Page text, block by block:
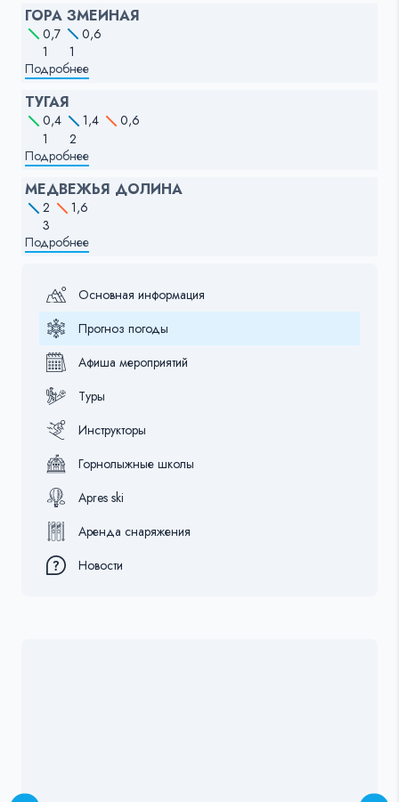
ГОРА ЗМЕИНАЯ
0,7
0,6
1
1
Подробнее
ТУГАЯ
0,4 1,4
0,6
1
2
Подробнее
МЕДВЕЖЬЯ ДОЛИНА
2
1,6
3
Подробнее
Основная информация
Прогноз погоды
Афиша мероприятий
Туры
Инструкторы
Горнолыжные школы
Apres ski
Аренда снаряжения
Новости